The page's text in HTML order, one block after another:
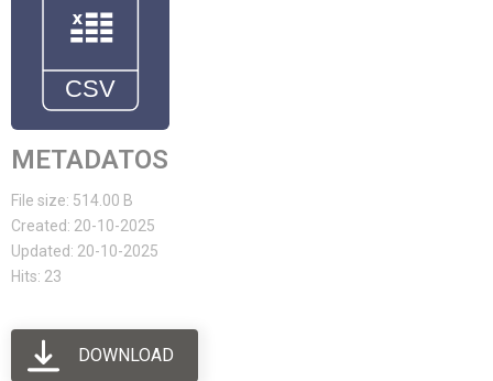
METADATOS
File size: 514.00 B
Created: 20-10-2025
Updated: 20-10-2025
Hits: 23
DOWNLOAD